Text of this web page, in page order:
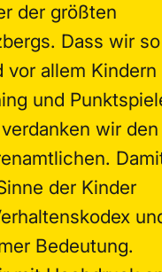
der größten
Dass wir so
allem Kindern
und
wir den
der Kinder
Bedeutung.